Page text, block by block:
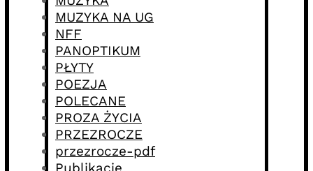
MUZYKA NA UG
NFF
PANOPTIKUM
PŁYTY
POEZJA
POLECANE
PROZA ŻYCIA
PRZEZROCZE
przezrocze-pdf
Publikacje